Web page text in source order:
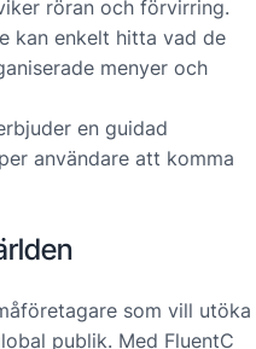
röran och förvirring.
kan enkelt hitta vad de
menyer och
en guidad
användare att komma
som vill utöka
publik. Med FluentC